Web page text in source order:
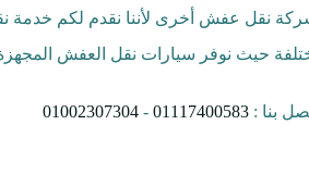
شركة نقل عفش أخرى لأننا نقدم لكم
حيث نوفر سيارات نقل العفش المجهزة
بنا : 01117400583
-
01002307304